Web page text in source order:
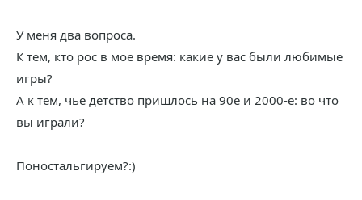
У меня два вопроса.
К тем, кто рос в мое время: какие у вас были любимые
игры?
А к тем, чье детство пришлось на 90е и 2000-е: во что
вы играли?
Поностальгируем?:)